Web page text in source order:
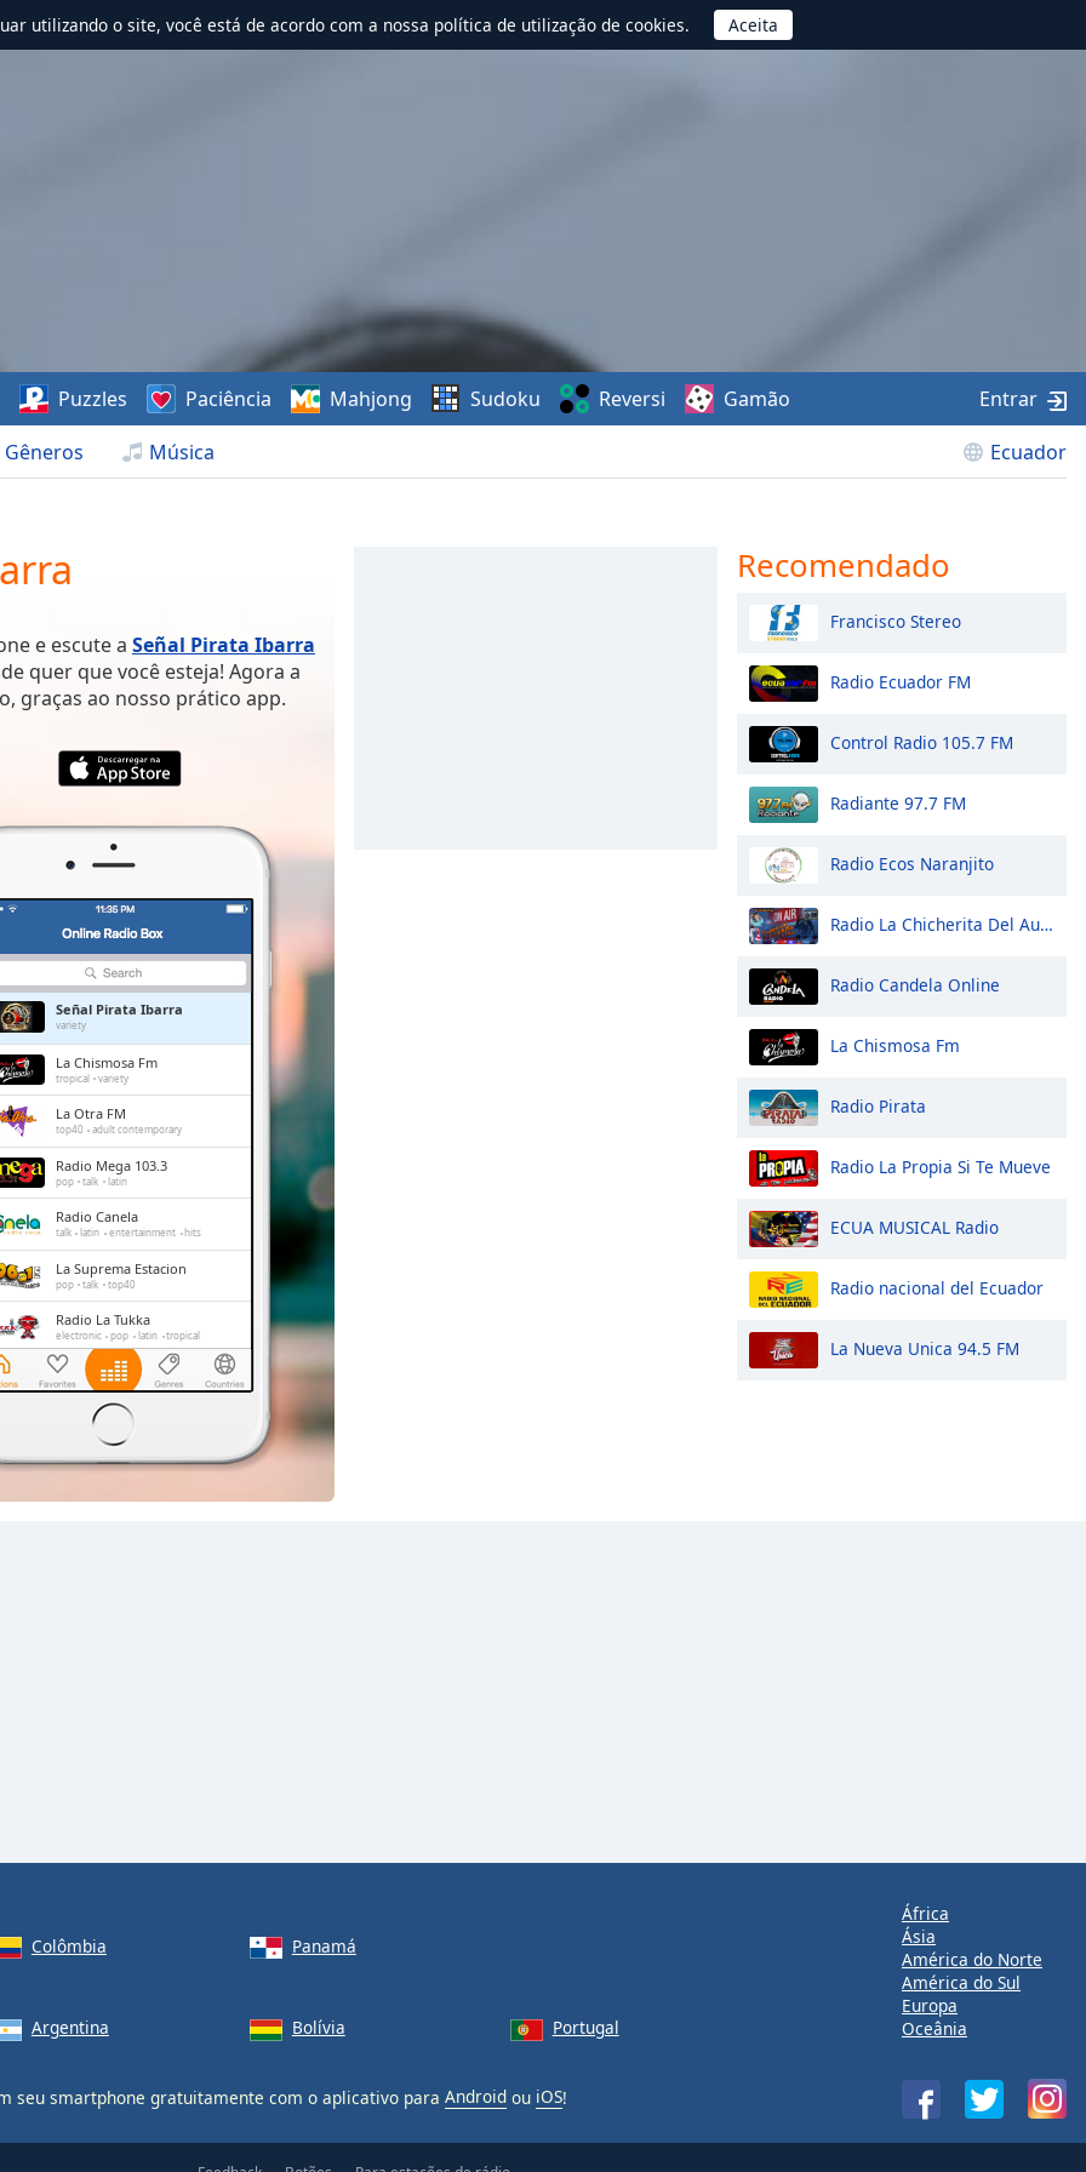
utilizando o site, você está de acordo com a nossa política de utilização de cookies.
Gêneros Música Ecuador
Puzzles Paciência Mahjong Sudoku Reversi Gamão Entrar
e escute a Señal Pirata Ibarra
quer que você esteja! Agora a
graças ao nosso prático app.
Señal Pirata Ibarra
variety
La Chismosa Fm
tropical variety
La Otra FM
top40 adult contemporary
Radio Mega 103.3
pop talk latin
Radio Canela
talk latin entertainment hits
La Suprema Estacion
pop talk top40
Radio La Tukka
electronic pop latin tropical
Conecta2 Radio Ecuador
dance electronic rock pop
top40 latin romantic hits balada
La Radio Redonda
Recomendado
Francisco Stereo
Radio Ecuador FM
Control Radio 105.7 FM
Radiante 97.7 FM
Radio Ecos Naranjito
Radio La Chicherita Del Austro
Radio Candela Online
La Chismosa Fm
Radio Pirata
Radio La Propia Si Te Mueve
ECUA MUSICAL Radio
Radio nacional del Ecuador
La Nueva Unica 94.5 FM
Colômbia Panamá
Argentina Bolívia Portugal
seu smartphone gratuitamente com o aplicativo para Android ou iOS!
África
Ásia
América do Norte
América do Sul
Europa
Oceânia